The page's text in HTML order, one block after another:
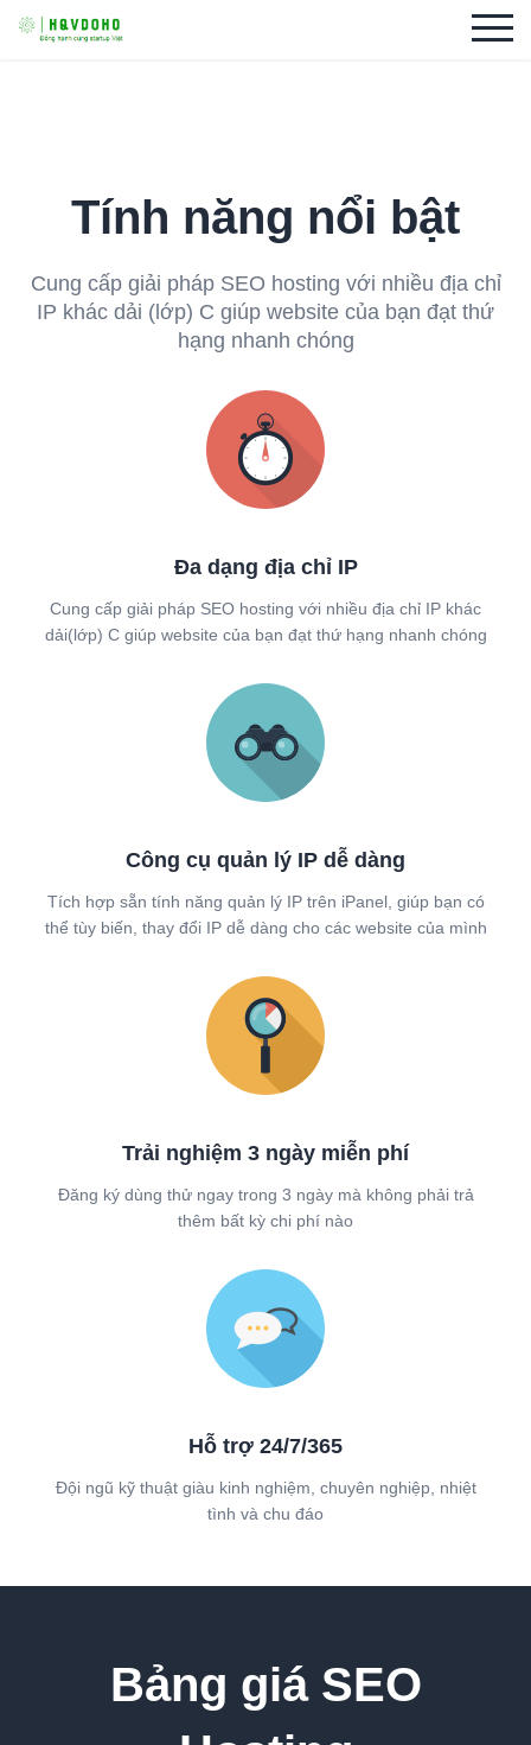
Tính năng nổi bật
Cung cấp giải pháp SEO hosting với nhiều địa chỉ
IP khác dải (lớp) C giúp website của bạn đạt thứ
hạng nhanh chóng
Đa dạng địa chỉ IP
Cung cấp giải pháp SEO hosting với nhiều địa chỉ IP khác
dải(lớp) C giúp website của bạn đạt thứ hạng nhanh chóng
Công cụ quản lý IP dễ dàng
Tích hợp sẵn tính năng quản lý IP trên iPanel, giúp bạn có
thể tùy biến, thay đổi IP dễ dàng cho các website của mình
Trải nghiệm 3 ngày miễn phí
Đăng ký dùng thử ngay trong 3 ngày mà không phải trả
thêm bất kỳ chi phí nào
Hỗ trợ 24/7/365
Đội ngũ kỹ thuật giàu kinh nghiệm, chuyên nghiệp, nhiệt
tình và chu đáo
Bảng giá SEO